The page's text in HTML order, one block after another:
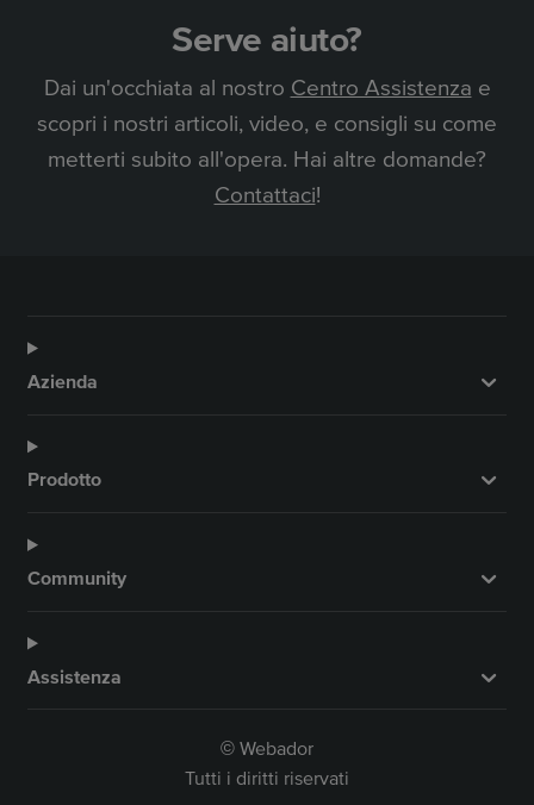
Serve aiuto?
Dai un'occhiata al nostro Centro Assistenza e
scopri i nostri articoli, video, e consigli su come
metterti subito all'opera. Hai altre domande?
Contattaci!
Azienda
Prodotto
Community
Assistenza
© Webador
Tutti i diritti riservati